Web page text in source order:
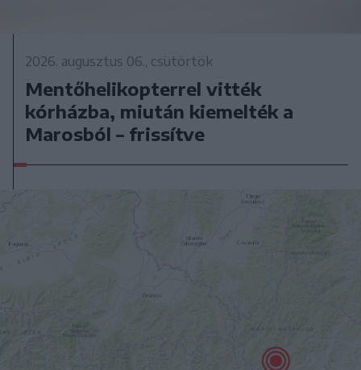
2026. augusztus 06., csütörtök
Mentőhelikopterrel vitték
kórházba, miután kiemelték a
Marosból – frissítve